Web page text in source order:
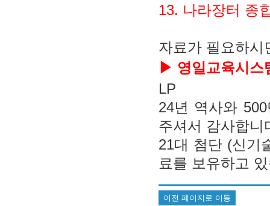
13. 나라장터 종
자료가 필요하시
▶ 영일교육시스
LP
24년 역사와
주셔서 감사합니
21대 첨단 (신기
료를 보유하고
이전 페이지로 이동